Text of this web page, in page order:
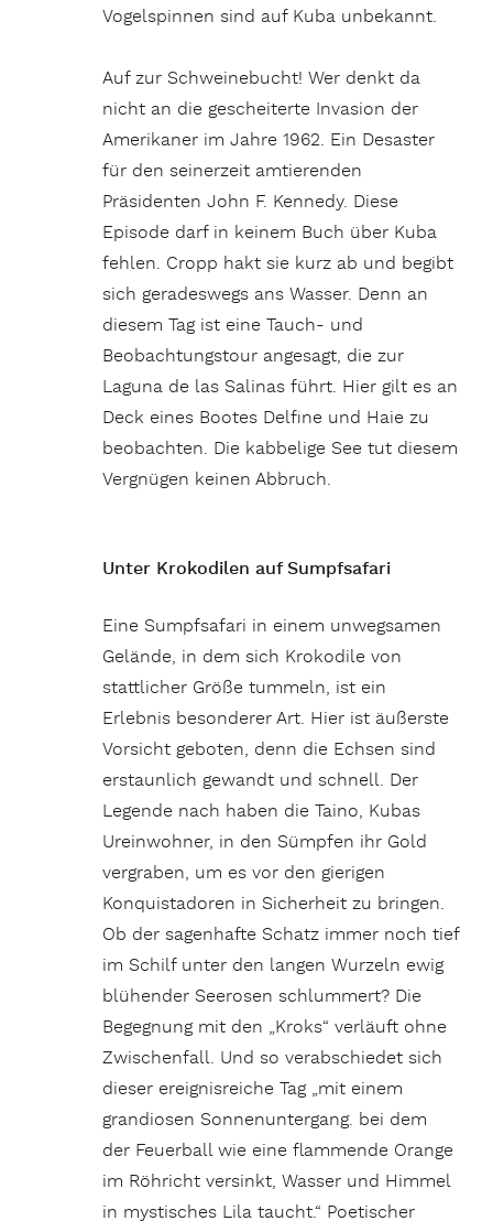
Vogelspinnen sind auf Kuba unbekannt.
Auf zur Schweinebucht! Wer denkt da
nicht an die gescheiterte Invasion der
Amerikaner im Jahre 1962. Ein Desaster
für den seinerzeit amtierenden
Präsidenten John F. Kennedy. Diese
Episode darf in keinem Buch über Kuba
fehlen. Cropp hakt sie kurz ab und begibt
sich geradeswegs ans Wasser. Denn an
diesem Tag ist eine Tauch- und
Beobachtungstour angesagt, die zur
Laguna de las Salinas führt. Hier gilt es an
Deck eines Bootes Delfine und Haie zu
beobachten. Die kabbelige See tut diesem
Vergnügen keinen Abbruch.
Unter Krokodilen auf Sumpfsafari
Eine Sumpfsafari in einem unwegsamen
Gelände, in dem sich Krokodile von
stattlicher Größe tummeln, ist ein
Erlebnis besonderer Art. Hier ist äußerste
Vorsicht geboten, denn die Echsen sind
erstaunlich gewandt und schnell. Der
Legende nach haben die Taino, Kubas
Ureinwohner, in den Sümpfen ihr Gold
vergraben, um es vor den gierigen
Konquistadoren in Sicherheit zu bringen.
Ob der sagenhafte Schatz immer noch tief
im Schilf unter den langen Wurzeln ewig
blühender Seerosen schlummert? Die
Begegnung mit den „Kroks“ verläuft ohne
Zwischenfall. Und so verabschiedet sich
dieser ereignisreiche Tag „mit einem
grandiosen Sonnenuntergang. bei dem
der Feuerball wie eine flammende Orange
im Röhricht versinkt, Wasser und Himmel
in mystisches Lila taucht.“ Poetischer